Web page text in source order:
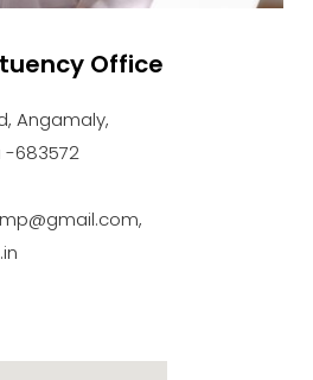
Office
Angamaly,
-683572